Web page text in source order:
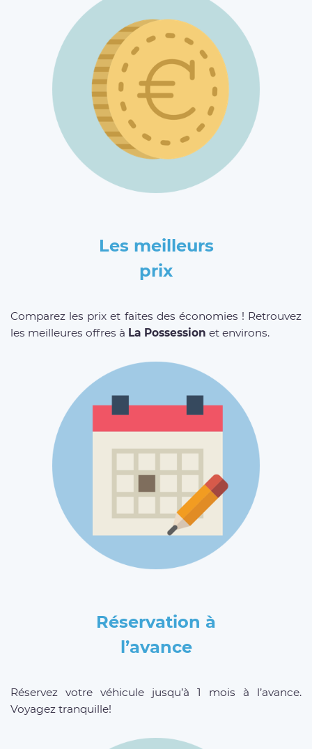
Les meilleurs
prix
Comparez les prix et faites des économies ! Retrouvez
les meilleures offres à La Possession et environs.
Réservation à
l’avance
Réservez votre véhicule jusqu’à 1 mois à l’avance.
Voyagez tranquille!